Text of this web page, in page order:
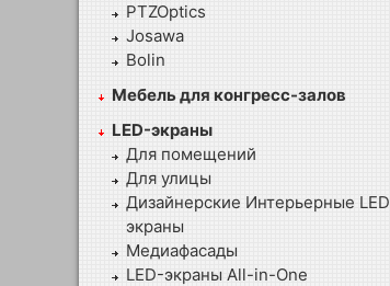
PTZOptics
Josawa
Bolin
Мебель для конгресс-залов
LED-экраны
Для помещений
Для улицы
Дизайнерские Интерьерные LED
экраны
Медиафасады
LED-экраны All-in-One